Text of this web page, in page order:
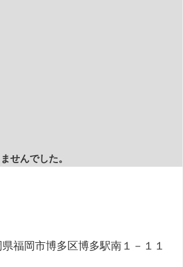
せんでした。
福岡市博多区博多駅南１－１１